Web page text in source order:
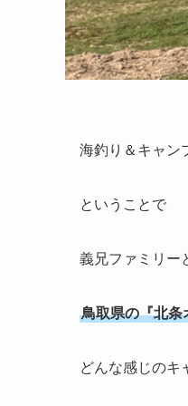
海釣り＆キャン
ということで
義兄ファミリー
鳥取県の『北条
どんな感じのキ